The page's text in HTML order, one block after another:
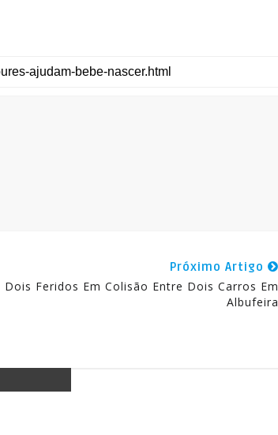
Próximo Artigo
Dois Feridos Em Colisão Entre Dois Carros Em
Albufeira